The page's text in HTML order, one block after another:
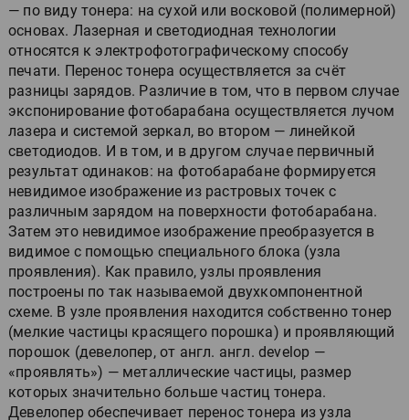
— по виду тонера: на сухой или восковой (полимерной)
основах. Лазерная и светодиодная технологии
относятся к электрофотографическому способу
печати. Перенос тонера осуществляется за счёт
разницы зарядов. Различие в том, что в первом случае
экспонирование фотобарабана осуществляется лучом
лазера и системой зеркал, во втором — линейкой
светодиодов. И в том, и в другом случае первичный
результат одинаков: на фотобарабане формируется
невидимое изображение из растровых точек с
различным зарядом на поверхности фотобарабана.
Затем это невидимое изображение преобразуется в
видимое с помощью специального блока (узла
проявления). Как правило, узлы проявления
построены по так называемой двухкомпонентной
схеме. В узле проявления находится собственно тонер
(мелкие частицы красящего порошка) и проявляющий
порошок (девелопер, от англ. англ. develop —
«проявлять») — металлические частицы, размер
которых значительно больше частиц тонера.
Девелопер обеспечивает перенос тонера из узла